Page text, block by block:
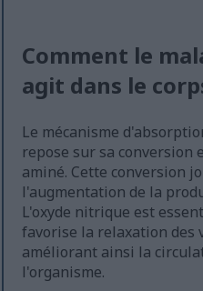
Comment le
agit dans le
Le mécanisme
repose sur sa conversion
aminé. Cette conversion
l'augmentation de la
L'oxyde nitrique est
favorise la relaxation des
améliorant ainsi la
l'organisme.